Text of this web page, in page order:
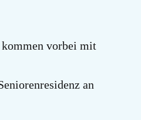
vorbei mit
an